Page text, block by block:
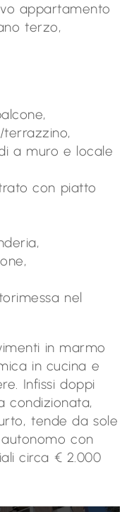
appartamento
terzo,
a muro e locale
con piatto
nel
in marmo
in cucina e
Infissi doppi
condizionata,
tende da sole
con
circa € 2.000